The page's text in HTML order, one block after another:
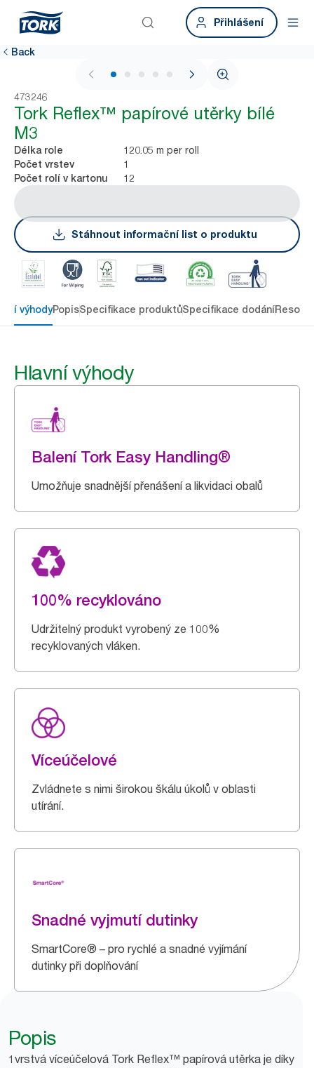
Přihlášení
Back
1 / 5
473246
Tork Reflex™ papírové utěrky bílé
M3
Délka role 120.05 m per roll
Počet vrstev 1
Počet rolí v kartonu 12
Stáhnout informační list o produktu
výhodyPopisSpecifikace produktůSpecifikace dodání
Hlavní výhody
Balení Tork Easy Handling®
Umožňuje snadnější přenášení a likvidaci obalů
100% recyklováno
Udržitelný produkt vyrobený ze 100%
recyklovaných vláken.
Víceúčelové
Zvládnete s nimi širokou škálu úkolů v oblasti
utírání.
Snadné vyjmutí dutinky
SmartCore® – pro rychlé a snadné vyjímání
dutinky při doplňování
Popis
1vrstvá víceúčelová Tork Reflex™ papírová utěrka je díky